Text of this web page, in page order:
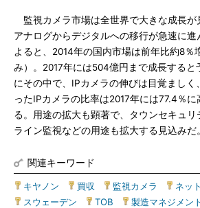
監視カメラ市場は全世界で大きな成長が
アナログからデジタルへの移行が急速に進
よると、2014年の国内市場は前年比約8％
み）。2017年には504億円まで成長すると
にその中で、IPカメラの伸びは目覚ましく
ったIPカメラの比率は2017年には77.4％
る。用途の拡大も顕著で、タウンセキュ
ライン監視などの用途も拡大する見込みだ。
関連キーワード
キヤノン 買収 監視カメラ ネッ
スウェーデン
TOB 製造マネジメン